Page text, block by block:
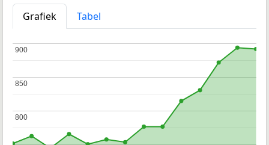
Grafiek
Tabel
800
800
850
850
900
900